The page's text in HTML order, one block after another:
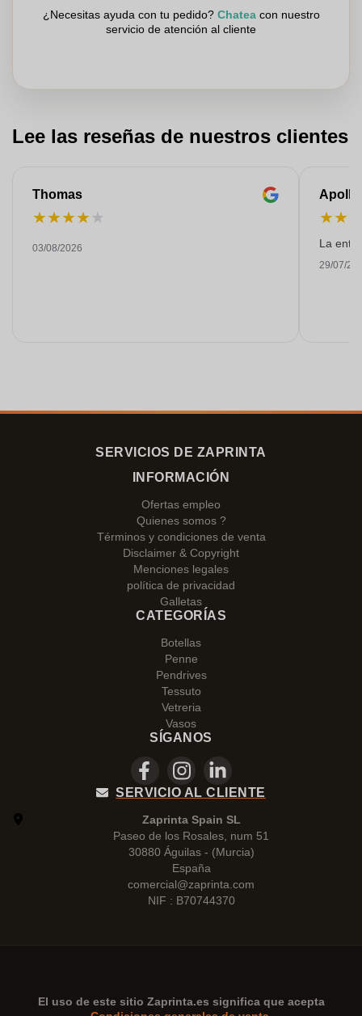
¿Necesitas ayuda con tu pedido? Chateacon nuestro
servicio de atención al cliente
Lee las reseñas de nuestros clientes
Thomas
★★★★★
03/08/2026
★★
La
29/07/
SERVICIOS DE ZAPRINTA
INFORMACIÓN
Ofertas empleo
Quienes somos ?
Términos y condiciones de venta
Disclaimer & Copyright
Menciones legales
política de privacidad
Galletas
CATEGORÍAS
Botellas
Penne
Pendrives
Tessuto
Vetreria
Vasos
SÍGANOS
SERVICIO AL CLIENTE
Zaprinta Spain SL
Paseo de los Rosales, num 51
30880 Águilas - (Murcia)
España
comercial@zaprinta.com
NIF : B70744370
El uso de este sitio Zaprinta.es significa que acepta